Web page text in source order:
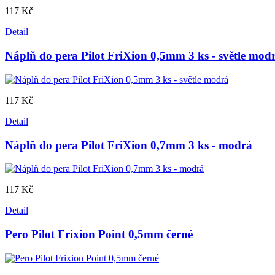
117 Kč
Detail
Náplň do pera Pilot FriXion 0,5mm 3 ks - světle
117 Kč
Detail
Náplň do pera Pilot FriXion 0,7mm 3 ks - modrá
117 Kč
Detail
Pero Pilot Frixion Point 0,5mm černé